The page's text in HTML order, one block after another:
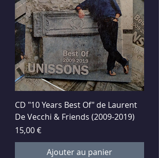
CD "10 Years Best Of" de Laurent
De Vecchi & Friends (2009-2019)
Prix
15,00 €
Ajouter au panier